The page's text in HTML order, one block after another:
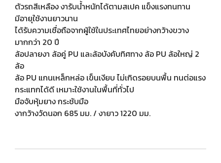
ตัวรถสีเหลือง งารับน้ำหนักได้ตามสเปค แข็งแรงทนทาน
มีอายุใช้งานยาวนาน
ได้รับความเชื่อถือจากผู้ใช้ในประเทศไทยอย่างกว้างขวาง
มากกว่า 20 ปี
ล้อปลายงา ล้อคู่ PU และล้อบังคับทิศทาง ล้อ PU ล้อใหญ่ 2
ล้อ
ล้อ PU แกนเหล็กหล่อ เข็นเงียบ ไม่เกิดรอยบนพื้น ทนต่อแรง
กระแทกได้ดี เหมาะใช้งานในพื้นที่ทั่วไป
มือจับหุ้มยาง กระชับมือ
งากว้างวัดนอก 685 มม. / งายาว 1220 มม.